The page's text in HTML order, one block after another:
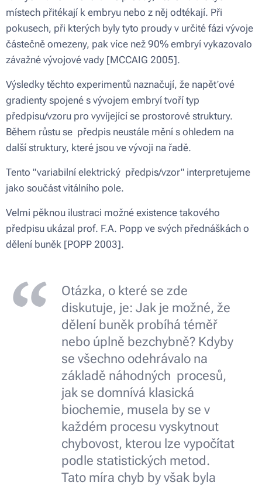
místech přitékají k embryu nebo z něj odtékají. Při
pokusech, při kterých byly tyto proudy v určité fázi vývoje
částečně omezeny, pak více než 90% embryí vykazovalo
závažné vývojové vady [MCCAIG 2005].
Výsledky těchto experimentů naznačují, že napěťové
gradienty spojené s vývojem embryí tvoří typ
předpisu/vzoru pro vyvíjející se prostorové struktury.
Během růstu se předpis neustále mění s ohledem na
další struktury, které jsou ve vývoji na řadě.
Tento "variabilní elektrický předpis/vzor" interpretujeme
jako součást vitálního pole.
Velmi pěknou ilustraci možné existence takového
předpisu ukázal prof. F.A. Popp ve svých přednáškách o
dělení buněk [POPP 2003].
Otázka, o které se zde
diskutuje, je: Jak je možné, že
dělení buněk probíhá téměř
nebo úplně bezchybně? Kdyby
se všechno odehrávalo na
základě náhodných procesů,
jak se domnívá klasická
biochemie, musela by se v
každém procesu vyskytnout
chybovost, kterou lze vypočítat
podle statistických metod.
Tato míra chyb by však byla